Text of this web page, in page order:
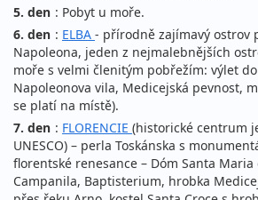
5. den : Pobyt u moře.
6. den : ELBA - přírodně zajímavý ostrov
Napoleona, jeden z nejmalebnějších
moře s velmi členitým pobřežím: výlet do
Napoleonova vila, Medicejská pevnost,
se platí na místě).
7. den : FLORENCIE (historické centrum
UNESCO) – perla Toskánska s
florentské renesance – Dóm Santa
Campanila, Baptisterium, hrobka